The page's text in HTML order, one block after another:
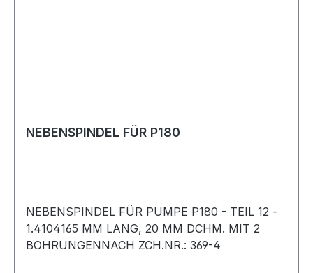
NEBENSPINDEL FÜR P180
NEBENSPINDEL FÜR PUMPE P180 - TEIL 12 -
1.4104165 MM LANG, 20 MM DCHM. MIT 2
BOHRUNGENNACH ZCH.NR.: 369-4